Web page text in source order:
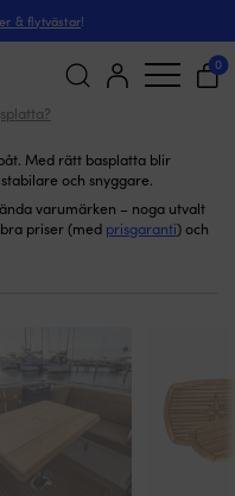
& flytvästar!
0
(5)
Med rätt basplatta blir
och snyggare.
varumärken – noga utvalt
priser (med prisgaranti) och